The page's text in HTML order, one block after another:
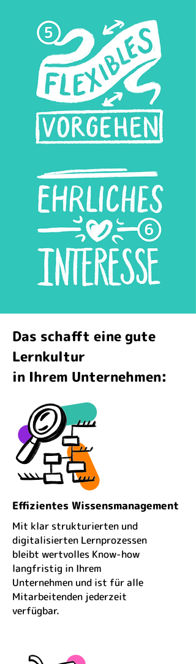
Das schafft eine gute
Lernkultur
in Ihrem Unternehmen:
Effizientes Wissensmanagement
Mit klar strukturierten und
digitalisierten Lernprozessen
bleibt wertvolles Know-how
langfristig in Ihrem
Unternehmen und ist für alle
Mitarbeitenden jederzeit
verfügbar.